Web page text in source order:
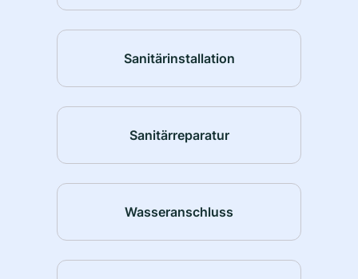
Sanitärinstallation
Sanitärreparatur
Wasseranschluss